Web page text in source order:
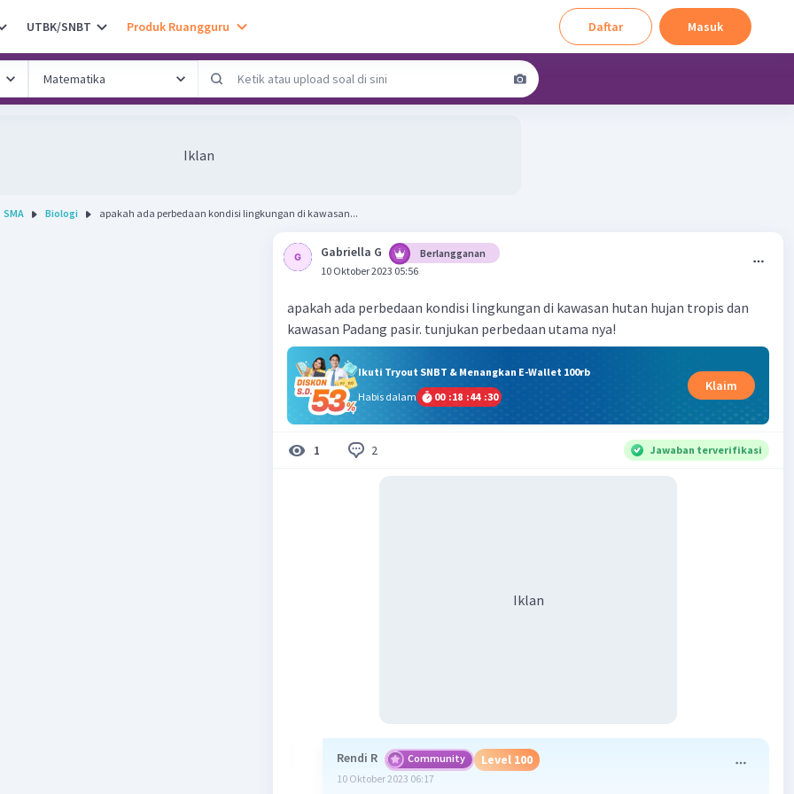
UTBK/SNBT Produk Ruangguru Daftar Masuk
Iklan
SMA Biologi apakah ada perbedaan kondisi lingkungan di kawasan...
Gabriella G
Berlangganan
10 Oktober 2023 05:56
apakah ada perbedaan kondisi lingkungan di kawasan hutan hujan tropis dan
kawasan Padang pasir. tunjukan perbedaan utama nya!
Ikuti Tryout SNBT & Menangkan E-Wallet 100rb
Habis dalam
00 :18 :44 :30
Klaim
1 2 Jawaban terverifikasi
Iklan
Rendi R Community Level 100
10 Oktober 2023 06:17